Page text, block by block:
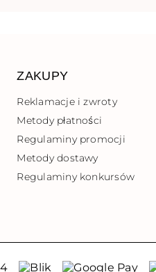
ZAKUPY
Reklamacje i zwroty
Metody płatności
Regulaminy promocji
Metody dostawy
Regulaminy konkursów